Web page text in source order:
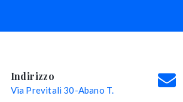
Indirizzo
Via Previtali 30-Abano T.